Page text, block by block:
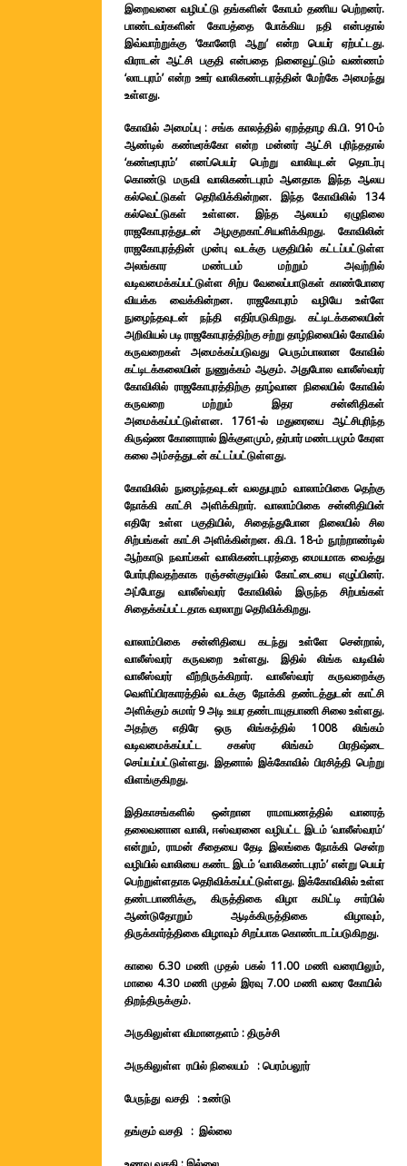
இறைவனை வழிபட்டு தங்களின் கோபம் தணிய பெற்றனர்.
பாண்டவர்களின் கோபத்தை போக்கிய நதி என்பதால்
இவ்வாற்றுக்கு ‘கோனேரி ஆறு’ என்ற பெயர் ஏற்பட்டது.
விராடன் ஆட்சி பகுதி என்பதை நினைவூட்டும் வண்ணம்
‘லாடபுரம்’ என்ற ஊர் வாலிகண்டபுரத்தின் மேற்கே அமைந்து
உள்ளது.
கோவில் அமைப்பு : சங்க காலத்தில் ஏறத்தாழ கி.பி. 910-ம்
ஆண்டில் கண்டீரக்கோ என்ற மன்னர் ஆட்சி புரிந்ததால்
‘கண்டீரபுரம்’ எனப்பெயர் பெற்று வாலியுடன் தொடர்பு
கொண்டு மருவி வாலிகண்டபுரம் ஆனதாக இந்த ஆலய
கல்வெட்டுகள் தெரிவிக்கின்றன. இந்த கோவிலில் 134
கல்வெட்டுகள் உள்ளன. இந்த ஆலயம் ஏழுநிலை
ராஜகோபுரத்துடன் அழகுறகாட்சியளிக்கிறது. கோவிலின்
ராஜகோபுரத்தின் முன்பு வடக்கு பகுதியில் கட்டப்பட்டுள்ள
அலங்கார மண்டபம் மற்றும் அவற்றில்
வடிவமைக்கப்பட்டுள்ள சிற்ப வேலைப்பாடுகள் காண்போரை
வியக்க வைக்கின்றன. ராஜகோபுரம் வழியே உள்ளே
நுழைந்தவுடன் நந்தி எதிர்படுகிறது. கட்டிடக்கலையின்
அறிவியல் படி ராஜகோபுரத்திற்கு சற்று தாழ்நிலையில் கோவில்
கருவறைகள் அமைக்கப்படுவது பெரும்பாலான கோவில்
கட்டிடக்கலையின் நுணுக்கம் ஆகும். அதுபோல வாலீஸ்வரர்
கோவிலில் ராஜகோபுரத்திற்கு தாழ்வான நிலையில் கோவில்
கருவறை மற்றும் இதர சன்னிதிகள்
அமைக்கப்பட்டுள்ளன. 1761-ல் மதுரையை ஆட்சிபுரிந்த
கிருஷ்ண கோனாரால் இக்குளமும், தர்பார் மண்டபமும் கேரள
கலை அம்சத்துடன் கட்டப்பட்டுள்ளது.
கோவிலில் நுழைந்தவுடன் வலதுபுறம் வாலாம்பிகை தெற்கு
நோக்கி காட்சி அளிக்கிறார். வாலாம்பிகை சன்னிதியின்
எதிரே உள்ள பகுதியில், சிதைந்துபோன நிலையில் சில
சிற்பங்கள் காட்சி அளிக்கின்றன. கி.பி. 18-ம் நூற்றாண்டில்
ஆற்காடு நவாப்கள் வாலிகண்டபுரத்தை மையமாக வைத்து
போர்புரிவதற்காக ரஞ்சன்குடியில் கோட்டையை எழுப்பினர்.
அப்போது வாலீஸ்வரர் கோவிலில் இருந்த சிற்பங்கள்
சிதைக்கப்பட்டதாக வரலாறு தெரிவிக்கிறது.
வாலாம்பிகை சன்னிதியை கடந்து உள்ளே சென்றால்,
வாலீஸ்வரர் கருவறை உள்ளது. இதில் லிங்க வடிவில்
வாலீஸ்வரர் வீற்றிருக்கிறார். வாலீஸ்வரர் கருவறைக்கு
வெளிப்பிரகாரத்தில் வடக்கு நோக்கி தண்டத்துடன் காட்சி
அளிக்கும் சுமார் 9 அடி உயர தண்டாயுதபாணி சிலை உள்ளது.
அதற்கு எதிரே ஒரு லிங்கத்தில் 1008 லிங்கம்
வடிவமைக்கப்பட்ட சகஸ்ர லிங்கம் பிரதிஷ்டை
செய்யப்பட்டுள்ளது. இதனால் இக்கோவில் பிரசித்தி பெற்று
விளங்குகிறது.
இதிகாசங்களில் ஒன்றான ராமாயணத்தில் வானரத்
தலைவனான வாலி, ஈஸ்வரனை வழிபட்ட இடம் ‘வாலீஸ்வரம்’
என்றும், ராமன் சீதையை தேடி இலங்கை நோக்கி சென்ற
வழியில் வாலியை கண்ட இடம் ‘வாலிகண்டபுரம்’ என்று பெயர்
பெற்றுள்ளதாக தெரிவிக்கப்பட்டுள்ளது. இக்கோவிலில் உள்ள
தண்டபாணிக்கு, கிருத்திகை விழா கமிட்டி சார்பில்
ஆண்டுதோறும் ஆடிக்கிருத்திகை விழாவும்,
திருக்கார்த்திகை விழாவும் சிறப்பாக கொண்டாடப்படுகிறது.
காலை 6.30 மணி முதல் பகல் 11.00 மணி வரையிலும்,
மாலை 4.30 மணி முதல் இரவு 7.00 மணி வரை கோயில்
திறந்திருக்கும்.
அருகிலுள்ள விமானதளம் : திருச்சி
அருகிலுள்ள ரயில் நிலையம் :பெரம்பலூர்
பேருந்து வசதி : உண்டு
தங்கும் வசதி : இல்லை